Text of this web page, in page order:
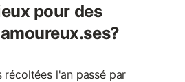
pour des
récoltées l'an passé par